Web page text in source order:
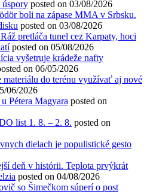
úspory posted on 03/08/2026
boli na zápase MMA v Srbsku.
posted on 03/08/2026
pretláča tunel cez Karpaty, hoci
posted on 05/08/2026
vyšetruje krádeže nafty
on 06/05/2026
materiálu do terénu využívať aj nové
06/2026
Pétera Magyara posted on
list 1. 8. – 2. 8. posted on
dielach je populistické gesto
deň v histórii. Teplota prvýkrát
posted on 04/08/2026
so Šimečkom súperí o post